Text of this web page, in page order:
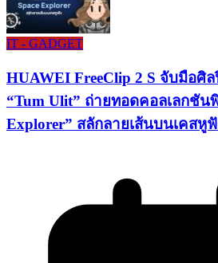
IT - GADGET
HUAWEI FreeClip 2 S จับมือศิ
“Tum Ulit” ถ่ายทอดคอลเลกชันพิ
Explorer” สลักลายเส้นบนเคสหู